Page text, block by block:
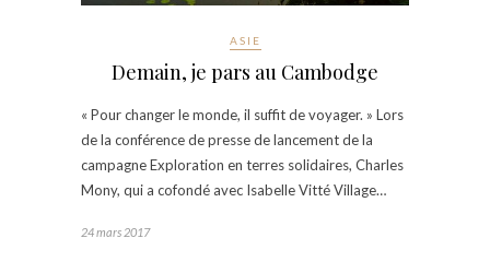
ASIE
Demain, je pars au Cambodge
« Pour changer le monde, il suffit de voyager. » Lors
de la conférence de presse de lancement de la
campagne Exploration en terres solidaires, Charles
Mony, qui a cofondé avec Isabelle Vitté Village…
24 mars 2017